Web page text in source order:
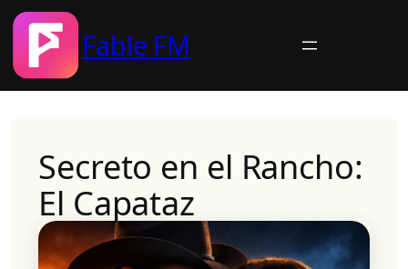
Fable FM
Secreto en el Rancho:
El Capataz